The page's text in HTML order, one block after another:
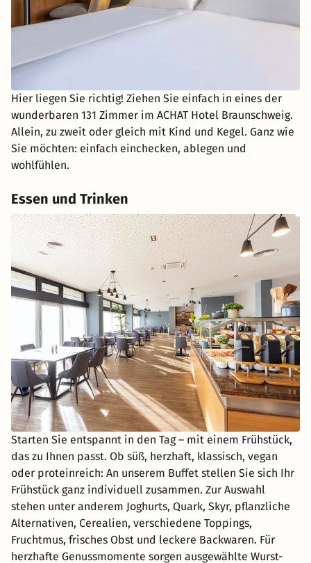
Hier liegen Sie richtig! Ziehen Sie einfach in eines der
wunderbaren 131 Zimmer im ACHAT Hotel Braunschweig.
Allein, zu zweit oder gleich mit Kind und Kegel. Ganz wie
Sie möchten: einfach einchecken, ablegen und
wohlfühlen.
Essen und Trinken
Starten Sie entspannt in den Tag – mit einem Frühstück,
das zu Ihnen passt. Ob süß, herzhaft, klassisch, vegan
oder proteinreich: An unserem Buffet stellen Sie sich Ihr
Frühstück ganz individuell zusammen. Zur Auswahl
stehen unter anderem Joghurts, Quark, Skyr, pflanzliche
Alternativen, Cerealien, verschiedene Toppings,
Fruchtmus, frisches Obst und leckere Backwaren. Für
herzhafte Genussmomente sorgen ausgewählte Wurst-